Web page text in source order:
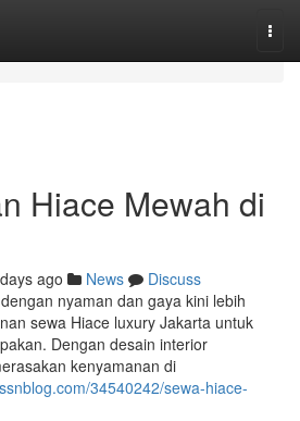
Hiace Mewah di
ago News
Discuss
nyaman dan gaya kini lebih
sewa Hiace luxury Jakarta untuk
Dengan desain interior
kenyamanan di
34540242/sewa-hiace-